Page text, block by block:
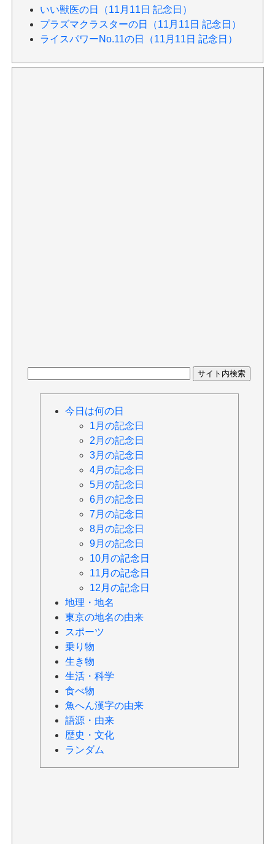
いい獣医の日（11月11日 記念日）
プラズマクラスターの日（11月11日 記念日）
ライスパワーNo.11の日（11月11日 記念日）
今日は何の日
1月の記念日
2月の記念日
3月の記念日
4月の記念日
5月の記念日
6月の記念日
7月の記念日
8月の記念日
9月の記念日
10月の記念日
11月の記念日
12月の記念日
地理・地名
東京の地名の由来
スポーツ
乗り物
生き物
生活・科学
食べ物
魚へん漢字の由来
語源・由来
歴史・文化
ランダム